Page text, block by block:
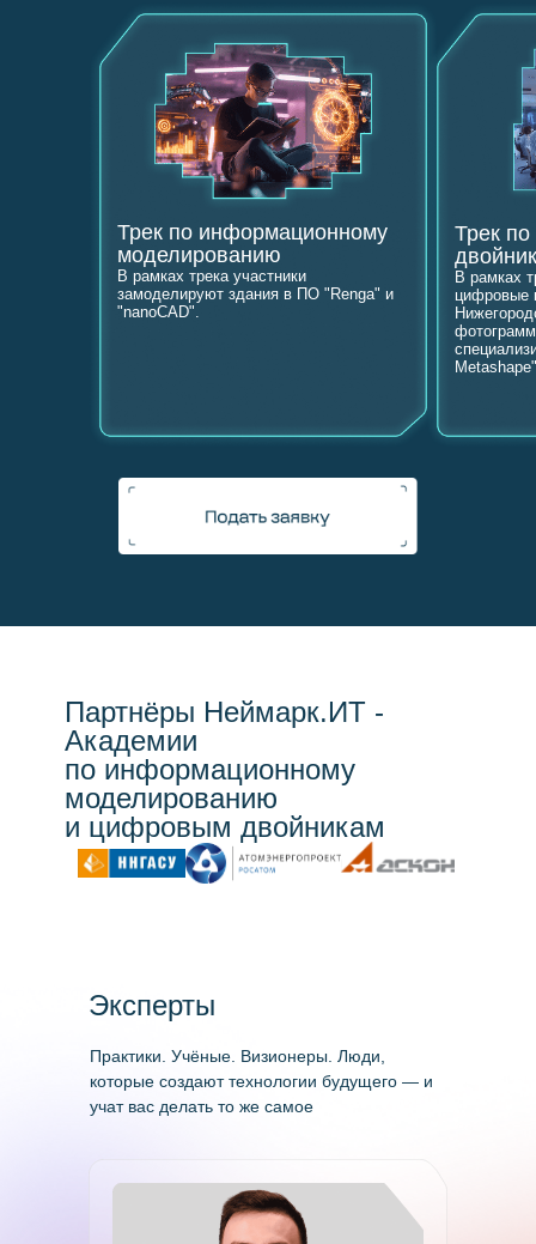
Трек по информационному
моделированию
В рамках трека участники
замоделируют здания в ПО "Renga" и
"nanoCAD".
Трек
В рамках
цифровые
Партнёры Неймарк.ИТ -
Академии
по информационному
моделированию
и цифровым двойникам
Эксперты
Практики. Учёные. Визионеры. Люди,
которые создают технологии будущего — и
учат вас делать то же самое
/ ТЕЛЕФОН
О Нижнем Новгороде
Студенческая жизнь
Поступающим
Об ИТ-кампусе
Сведения об образовательной
организации
Сведения об образовательной
организации
Образовательные программы
к лицензированию
Образовательные программы
к лицензированию
Образовательные кредиты
Образовательные кредиты